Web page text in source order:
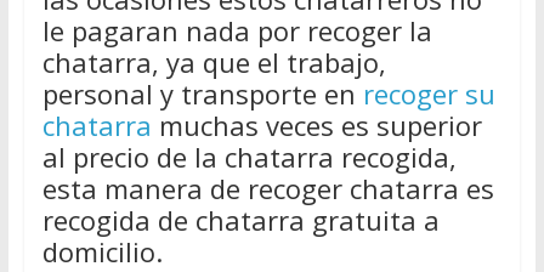
le pagaran nada por recoger la
chatarra, ya que el trabajo,
personal y transporte en recoger su
chatarra muchas veces es superior
al precio de la chatarra recogida,
esta manera de recoger chatarra es
recogida de chatarra gratuita a
domicilio.